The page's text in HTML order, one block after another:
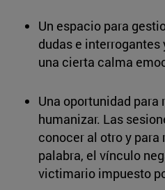
Un espacio para
dudas e interrogantes
una cierta calma
Una oportunidad
humanizar. Las
conocer al otro y para
palabra, el vínculo
victimario impuesto